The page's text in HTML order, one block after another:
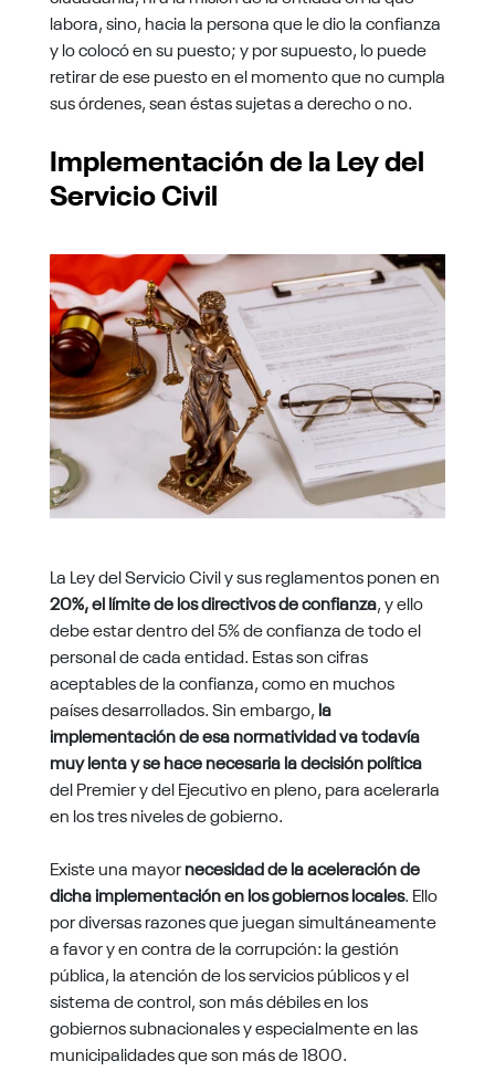
labora, sino, hacia la persona que le dio la confianza
y lo colocó en su puesto; y por supuesto, lo puede
retirar de ese puesto en el momento que no cumpla
sus órdenes, sean éstas sujetas a derecho o no.
Implementación de la Ley del
Servicio Civil
La Ley del Servicio Civil y sus reglamentos ponen en
20%, el límite de los directivos de confianza, y ello
debe estar dentro del 5% de confianza de todo el
personal de cada entidad. Estas son cifras
aceptables de la confianza, como en muchos
países desarrollados. Sin embargo, la
implementación de esa normatividad va todavía
muy lenta y se hace necesaria la decisión política
del Premier y del Ejecutivo en pleno, para acelerarla
en los tres niveles de gobierno.
Existe una mayornecesidad de la aceleración de
dicha implementación en los gobiernos locales. Ello
por diversas razones que juegan simultáneamente
a favor y en contra de la corrupción: la gestión
pública, la atención de los servicios públicos y el
sistema de control, son más débiles en los
gobiernos subnacionales y especialmente en las
municipalidades que son más de 1800.